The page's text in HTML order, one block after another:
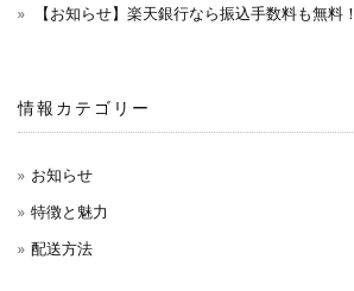
【お知らせ】楽天銀行なら振込手数料も無料！
情報カテゴリー
お知らせ
特徴と魅力
配送方法